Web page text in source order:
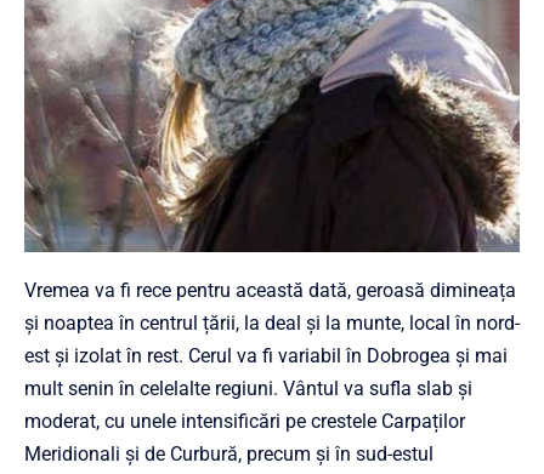
Vremea va fi rece pentru această dată, geroasă dimineața
și noaptea în centrul țării, la deal și la munte, local în nord-
est și izolat în rest. Cerul va fi variabil în Dobrogea și mai
mult senin în celelalte regiuni. Vântul va sufla slab și
moderat, cu unele intensificări pe crestele Carpaților
Meridionali și de Curbură, precum și în sud-estul